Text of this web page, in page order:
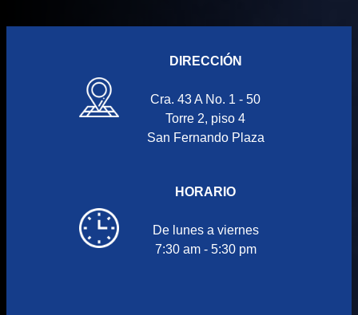
DIRECCIÓN
Cra. 43 A No. 1 - 50
Torre 2, piso 4
San Fernando Plaza
HORARIO
De lunes a viernes
7:30 am - 5:30 pm